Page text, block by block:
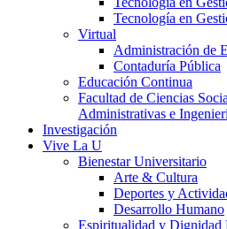
Tecnología en
Virtual
Administración de
Contaduría Pública
Educación Continua
Facultad de Ciencias
Administrativas e
Investigación
Vive La U
Bienestar Universitario
Arte & Cultura
Deportes y
Desarrollo Humano
Espiritualidad y Dignidad